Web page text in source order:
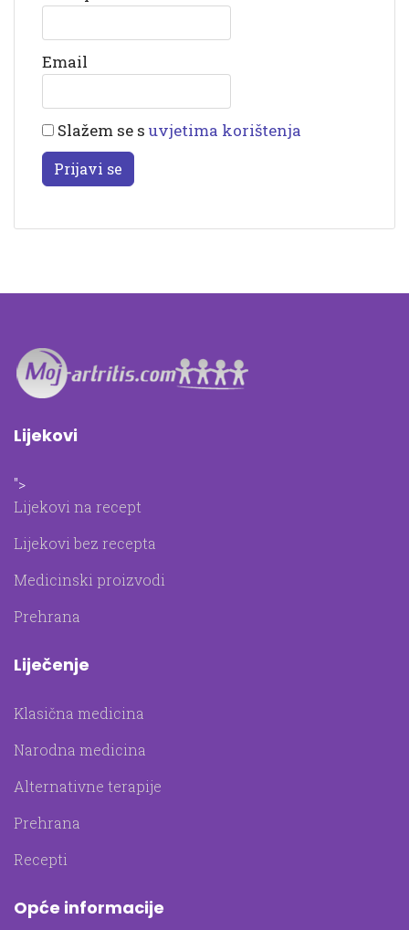
Email
Slažem se s uvjetima korištenja
Prijavi se
Lijekovi
">
Lijekovi na recept
Lijekovi bez recepta
Medicinski proizvodi
Prehrana
Liječenje
Klasična medicina
Narodna medicina
Alternativne terapije
Prehrana
Recepti
Opće informacije